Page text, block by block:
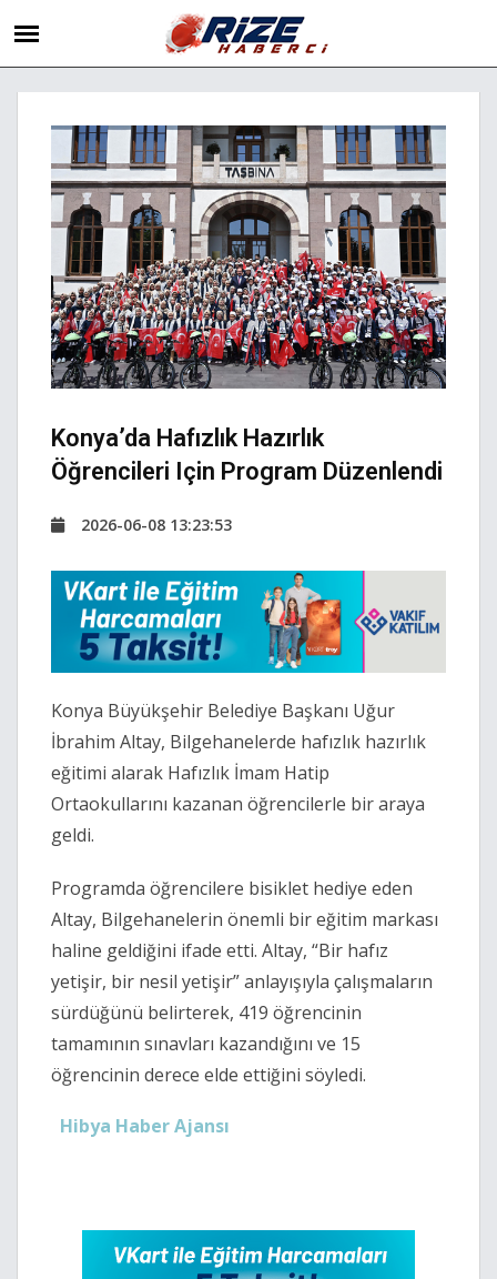
Konya’da Hafızlık Hazırlık
Öğrencileri Için Program Düzenlendi
2026-06-08 13:23:53
Konya Büyükşehir Belediye Başkanı Uğur
İbrahim Altay, Bilgehanelerde hafızlık hazırlık
eğitimi alarak Hafızlık İmam Hatip
Ortaokullarını kazanan öğrencilerle bir araya
geldi.
Programda öğrencilere bisiklet hediye eden
Altay, Bilgehanelerin önemli bir eğitim markası
haline geldiğini ifade etti. Altay, “Bir hafız
yetişir, bir nesil yetişir” anlayışıyla çalışmaların
sürdüğünü belirterek, 419 öğrencinin
tamamının sınavları kazandığını ve 15
öğrencinin derece elde ettiğini söyledi.
Hibya Haber Ajansı